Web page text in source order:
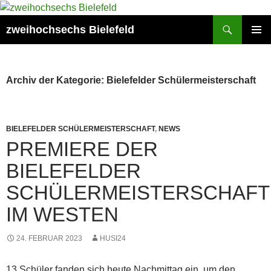
Zum
springen
zweihochsechs Bielefeld
Archiv der Kategorie: Bielefelder Schülermeisterschaft
BIELEFELDER SCHÜLERMEISTERSCHAFT, NEWS
PREMIERE DER
BIELEFELDER
SCHÜLERMEISTERSCHAFT
IM WESTEN
24. FEBRUAR 2023 HUSI24